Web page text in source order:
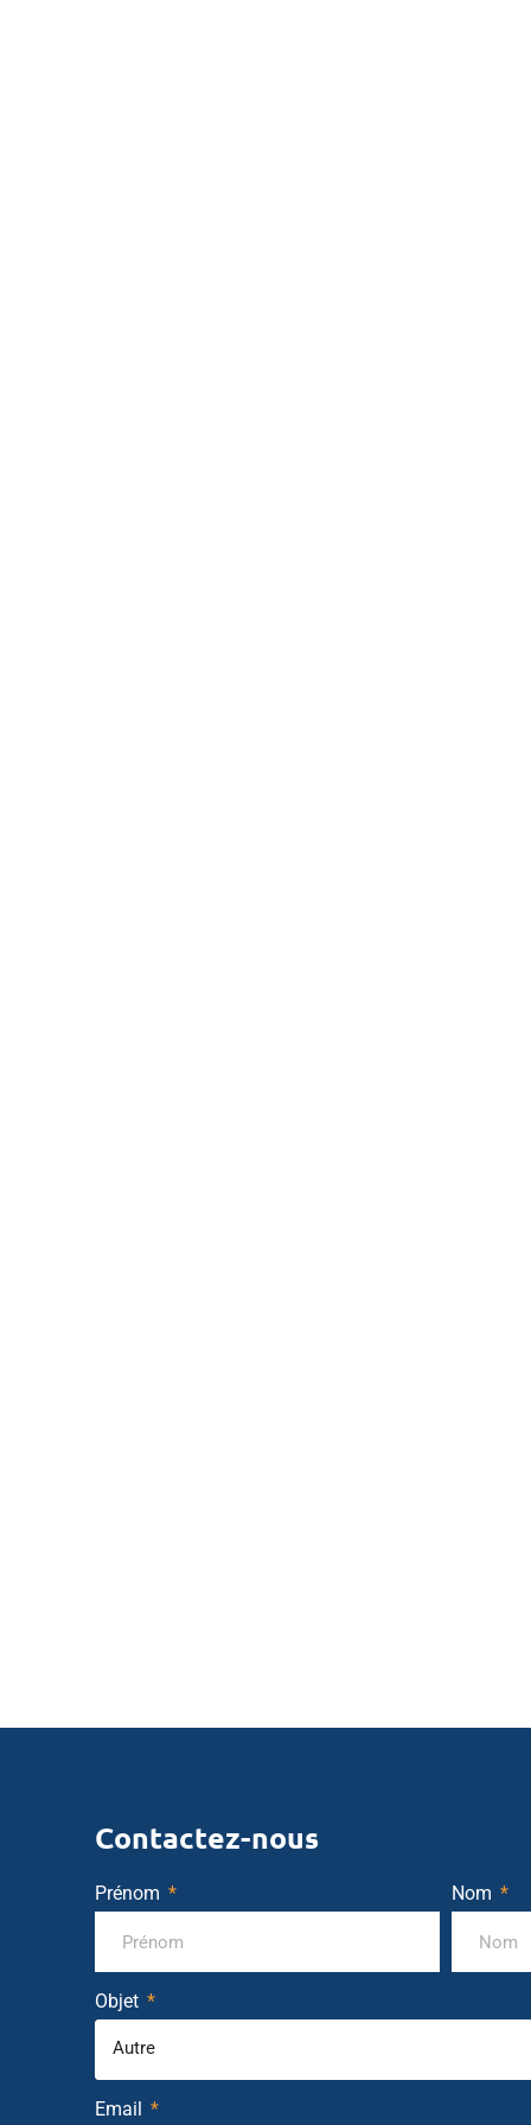
Contactez-nous
Prénom Nom
Objet
Autre
Email